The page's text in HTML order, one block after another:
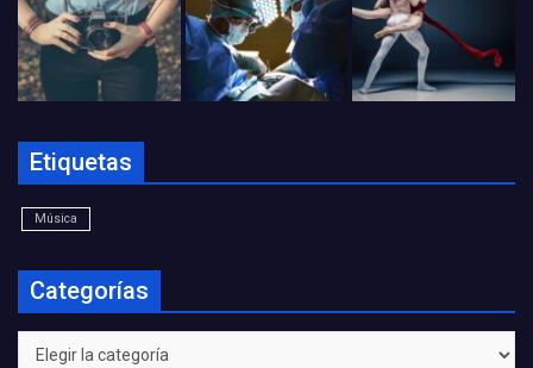
Etiquetas
Música
Categorías
Categorías